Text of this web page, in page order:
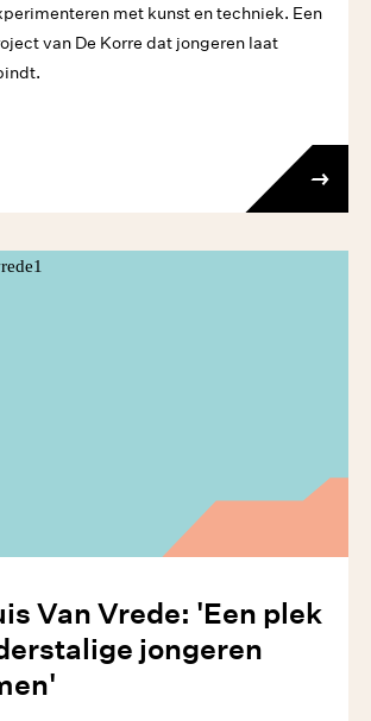
met kunst en techniek. Een
van De Korre dat jongeren laat
Van Vrede: 'Een plek
jongeren